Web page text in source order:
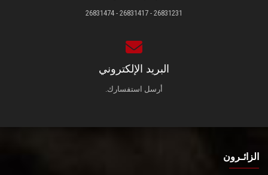
26831231 - 26831417 - 26831474
البريد الإلكتروني
أرسل استفسارك.
الزائـرون